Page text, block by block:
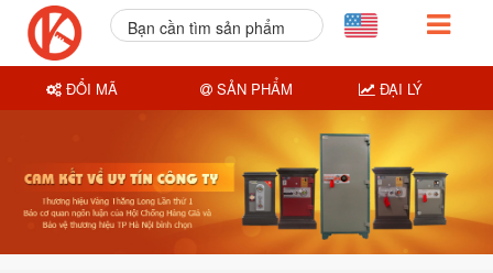
Bạn cần tìm sản phẩm
ĐỔI MÃ SẢN PHẨM ĐẠI LÝ